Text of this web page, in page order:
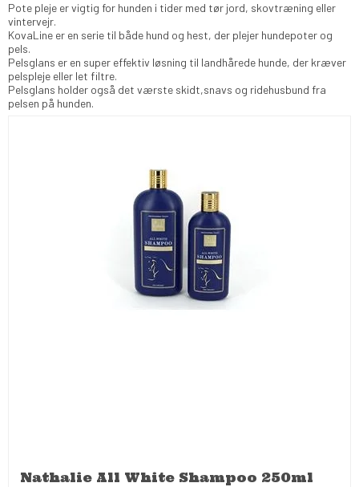
Pote pleje er vigtig for hunden i tider med tør jord, skovtræning eller
vintervejr.
KovaLine er en serie til både hund og hest, der plejer hundepoter og
pels.
Pelsglans er en super effektiv løsning til landhårede hunde, der kræver
pelspleje eller let filtre.
Pelsglans holder også det værste skidt,snavs og ridehusbund fra
pelsen på hunden.
Nathalie All White Shampoo 250ml